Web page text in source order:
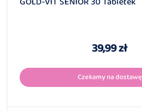
39,99 zł
Czekamy na dostawę